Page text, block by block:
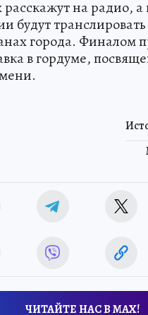
на радио, а
будут
города. Финалом
в гордуме,
ЧИТАЙТЕ НАС В МАХ!